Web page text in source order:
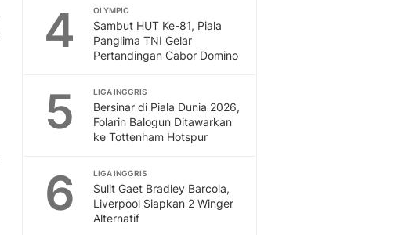
4 OLYMPIC
Sambut HUT Ke-81, Piala
Panglima TNI Gelar
Pertandingan Cabor Domino
5 LIGA INGGRIS
Bersinar di Piala Dunia 2026,
Folarin Balogun Ditawarkan
ke Tottenham Hotspur
6 LIGA INGGRIS
Sulit Gaet Bradley Barcola,
Liverpool Siapkan 2 Winger
Alternatif